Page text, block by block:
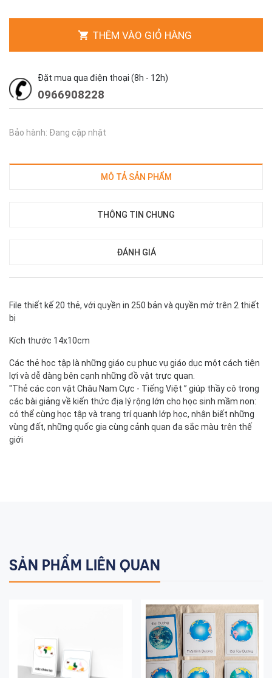
THÊM VÀO GIỎ HÀNG
Đặt mua qua điện thoại (8h - 12h)
0966908228
Bảo hành: Đang cập nhật
MÔ TẢ SẢN PHẨM
THÔNG TIN CHUNG
ĐÁNH GIÁ
File thiết kế 20 thẻ, với quyền in 250 bản và quyền mở trên 2 thiết
bị
Kích thước 14x10cm
Các thẻ học tập là những giáo cụ phục vụ giáo dục một cách tiện
lợi và dễ dàng bên cạnh những đồ vật trực quan.
"Thẻ các con vật Châu Nam Cực - Tiếng Việt ” giúp thầy cô trong
các bài giảng về kiến thức địa lý rộng lớn cho học sinh mầm non:
có thể cùng học tập và trang trí quanh lớp học, nhận biết những
vùng đất, những quốc gia cùng cảnh quan đa sắc màu trên thế
giới
SẢN PHẨM LIÊN QUAN